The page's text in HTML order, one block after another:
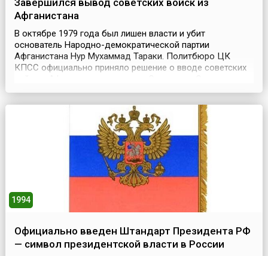
Завершился вывод советских войск из
Афганистана
В октябре 1979 года был лишен власти и убит
основатель Народно-демократической партии
Афганистана Нур Мухаммад Тараки. Политбюро ЦК
КПСС официально приняло решение о вводе советских
Афганистану военной помощи. 25 декабря 1979 года в
40-й армии под командованием генерал-лейтинанта
1994
Официально введен Штандарт Президента РФ
— символ президентской власти в России